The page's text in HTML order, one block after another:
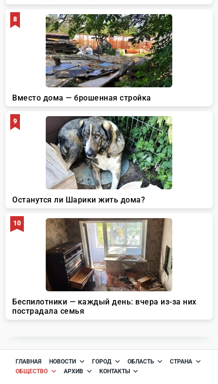
ГЛАВНАЯ НОВОСТИ ГОРОД ОБЛАСТЬ
СТРАНА
ОБЩЕСТВО
АРХИВ КОНТАКТЫ